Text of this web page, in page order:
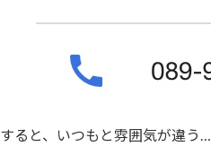
すると、いつもと雰囲気が違う…